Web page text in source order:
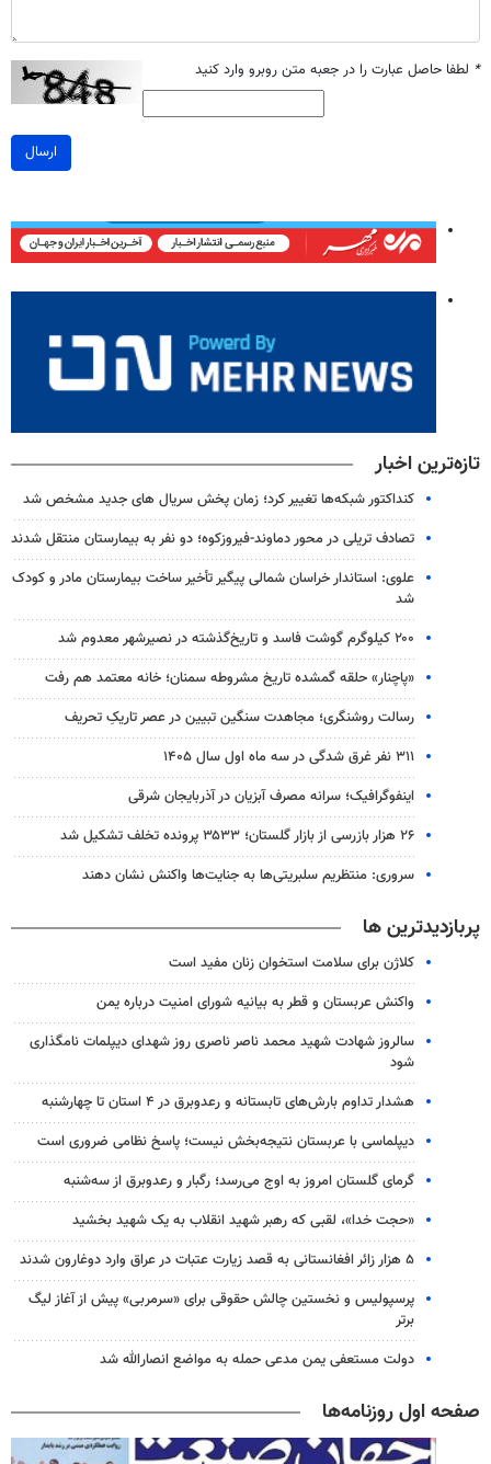
* لطفا حاصل عبارت را در جعبه متن روبرو وارد کنید
ارسال
تازه‌ترین اخبار
کنداکتور شبکه‌ها تغییر کرد؛ زمان پخش سریال های جدید مشخص شد
تصادف تریلی در محور دماوند-فیروزکوه؛ دو نفر به بیمارستان منتقل شدند
علوی: استاندار خراسان شمالی پیگیر تأخیر ساخت بیمارستان مادر و کودک
شد
۲۰۰ کیلوگرم گوشت فاسد و تاریخ‌گذشته در نصیرشهر معدوم شد
«پاچنار» حلقه گمشده تاریخ مشروطه سمنان؛ خانه معتمد هم رفت
رسالت روشنگری؛ مجاهدت سنگین تبیین در عصر تاریکِ تحریف
۳۱۱ نفر غرق شدگی در سه ماه اول سال ۱۴۰۵
اینفوگرافیک؛ سرانه مصرف آبزیان در آذربایجان شرقی
۲۶ هزار بازرسی از بازار گلستان؛ ۳۵۳۳ پرونده تخلف تشکیل شد
سروری: منتظریم سلبریتی‌ها به جنایت‌ها واکنش نشان دهند
پربازدیدترین ها
کلاژن برای سلامت استخوان زنان مفید است
واکنش عربستان و قطر به بیانیه شورای امنیت درباره یمن
سالروز شهادت شهید محمد ناصر ناصری روز شهدای دیپلمات نامگذاری
شود
هشدار تداوم بارش‌های تابستانه و رعدوبرق در ۴ استان تا چهارشنبه
دیپلماسی با عربستان نتیجه‌بخش نیست؛ پاسخ نظامی ضروری است
گرمای گلستان امروز به اوج می‌رسد؛ رگبار و رعدوبرق از سه‌شنبه
«حجت خدا»، لقبی که رهبر شهید انقلاب به یک شهید بخشید
۵ هزار زائر افغانستانی به قصد زیارت عتبات در عراق وارد دوغارون شدند
پرسپولیس و نخستین چالش حقوقی برای «سرمربی» پیش از آغاز لیگ
برتر
دولت مستعفی یمن مدعی حمله به مواضع انصارالله شد
صفحه اول روزنامه‌ها